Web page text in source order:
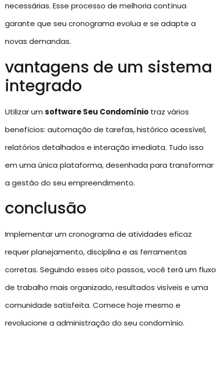
necessárias. Esse processo de melhoria contínua
garante que seu cronograma evolua e se adapte a
novas demandas.
vantagens de um sistema
integrado
Utilizar um software Seu Condomínio traz vários
benefícios: automação de tarefas, histórico acessível,
relatórios detalhados e interação imediata. Tudo isso
em uma única plataforma, desenhada para transformar
a gestão do seu empreendimento.
conclusão
Implementar um cronograma de atividades eficaz
requer planejamento, disciplina e as ferramentas
corretas. Seguindo esses oito passos, você terá um fluxo
de trabalho mais organizado, resultados visíveis e uma
comunidade satisfeita. Comece hoje mesmo e
revolucione a administração do seu condomínio.